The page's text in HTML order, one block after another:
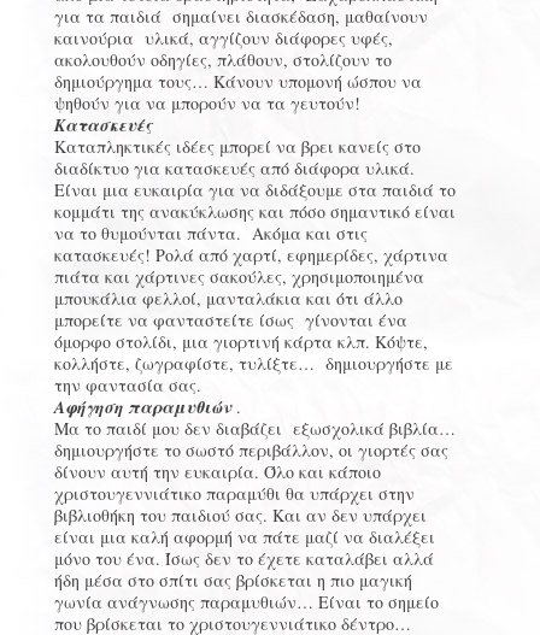
για τα παιδιά σημαίνει διασκέδαση, μαθαίνουν
καινούρια υλικά, αγγίζουν διάφορες υφές,
ακολουθούν οδηγίες, πλάθουν, στολίζουν το
δημιούργημα τους… Κάνουν υπομονή ώσπου να
ψηθούν για να μπορούν να τα γευτούν!
Κατασκευές
Καταπληκτικές ιδέες μπορεί να βρει κανείς στο
διαδίκτυο για κατασκευές από διάφορα υλικά.
Είναι μια ευκαιρία για να διδάξουμε στα παιδιά το
κομμάτι της ανακύκλωσης και πόσο σημαντικό είναι
να το θυμούνται πάντα. Ακόμα και στις
κατασκευές! Ρολά από χαρτί, εφημερίδες, χάρτινα
πιάτα και χάρτινες σακούλες, χρησιμοποιημένα
μπουκάλια φελλοί, μανταλάκια και ότι άλλο
μπορείτε να φανταστείτε ίσως γίνονται ένα
όμορφο στολίδι, μια γιορτινή κάρτα κλπ. Κόψτε,
κολλήστε, ζωγραφίστε, τυλίξτε… δημιουργήστε με
την φαντασία σας.
Αφήγηση παραμυθιών.
Μα το παιδί μου δεν διαβάζει εξωσχολικά βιβλία…
δημιουργήστε το σωστό περιβάλλον, οι γιορτές σας
δίνουν αυτή την ευκαιρία. Όλο και κάποιο
χριστουγεννιάτικο παραμύθι θα υπάρχει στην
βιβλιοθήκη του παιδιού σας. Και αν δεν υπάρχει
είναι μια καλή αφορμή να πάτε μαζί να διαλέξει
μόνο του ένα. Ίσως δεν το έχετε καταλάβει αλλά
ήδη μέσα στο σπίτι σας βρίσκεται η πιο μαγική
γωνία ανάγνωσης παραμυθιών… Είναι το σημείο
που βρίσκεται το χριστουγεννιάτικο δέντρο…